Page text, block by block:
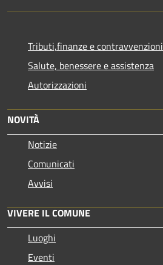
Tributi,finanze e contravvenzioni
Salute, benessere e assistenza
Autorizzazioni
NOVITÀ
Notizie
Comunicati
Avvisi
VIVERE IL COMUNE
Luoghi
Eventi